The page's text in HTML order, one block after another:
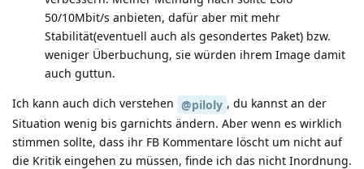
50/10Mbit/s anbieten, dafür aber mit mehr
Stabilität(eventuell auch als gesondertes Paket) bzw.
weniger Überbuchung, sie würden ihrem Image damit
auch guttun.
Ich kann auch dich verstehen @piloly , du kannst an der
Situation wenig bis garnichts ändern. Aber wenn es wirklich
stimmen sollte, dass ihr FB Kommentare löscht um nicht auf
die Kritik eingehen zu müssen, finde ich das nicht Inordnung.